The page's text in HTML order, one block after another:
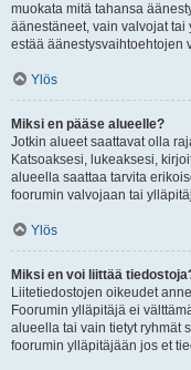
muokata mitä tahansa
äänestäneet, vain valvojat
estää äänestysvaihtoehtojen
Ylös
Miksi en pääse alueelle?
Jotkin alueet saattavat olla
Katsoaksesi, lukeaksesi,
alueella saattaa tarvita
foorumin valvojaan tai
Ylös
Miksi en voi liittää
Liitetiedostojen oikeudet
Foorumin ylläpitäjä ei
alueella tai vain tietyt ryhmät
foorumin ylläpitäjään jos et